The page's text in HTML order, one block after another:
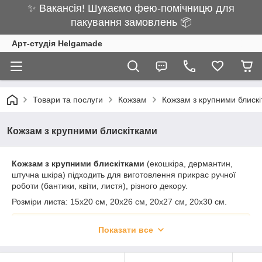
✨ Вакансія! Шукаємо фею-помічницю для
пакування замовлень 📦
Арт-студія Helgamade
Товари та послуги Кожзам Кожзам з крупними
Кожзам з крупними блискітками
Кожзам з крупними блискітками (екошкіра, дермантин,
штучна шкіра) підходить для виготовлення прикрас ручної
роботи (бантики, квіти, листя), різного декору.
Розміри листа: 15х20 см, 20х26 см, 20х27 см, 20х30 см.
прямим постачальником
Показати все